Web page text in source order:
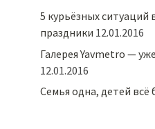
5 курьёзных ситуаций
праздники 12.01.2016
Галерея Yavmetro —
12.01.2016
Семья одна, детей всё